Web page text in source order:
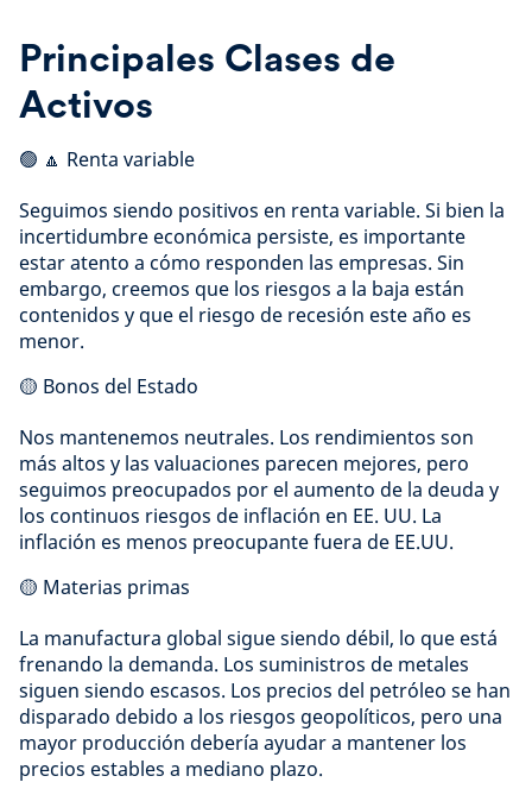
Principales Clases de
Activos
🟢 🔼 Renta variable
Seguimos siendo positivos en renta variable. Si bien la
incertidumbre económica persiste, es importante
estar atento a cómo responden las empresas. Sin
embargo, creemos que los riesgos a la baja están
contenidos y que el riesgo de recesión este año es
menor.
🟡 Bonos del Estado
Nos mantenemos neutrales. Los rendimientos son
más altos y las valuaciones parecen mejores, pero
seguimos preocupados por el aumento de la deuda y
los continuos riesgos de inflación en EE. UU. La
inflación es menos preocupante fuera de EE.UU.
🟡 Materias primas
La manufactura global sigue siendo débil, lo que está
frenando la demanda. Los suministros de metales
siguen siendo escasos. Los precios del petróleo se han
disparado debido a los riesgos geopolíticos, pero una
mayor producción debería ayudar a mantener los
precios estables a mediano plazo.